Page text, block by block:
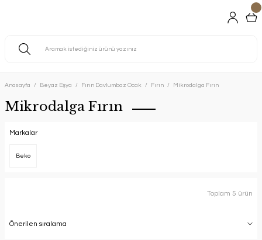
Anasayfa Beyaz Eşya Fırın Davlumbaz Ocak Fırın Mikrodalga Fırın
Mikrodalga Fırın
Markalar
Beko
Toplam 5 ürün